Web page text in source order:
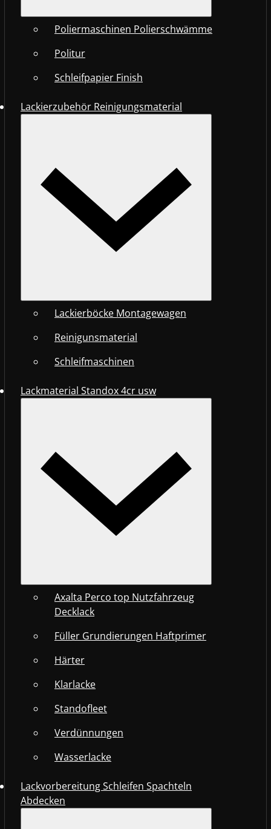
Poliermaschinen Polierschwämme
Politur
Schleifpapier Finish
Lackierzubehör Reinigungsmaterial
Lackierböcke Montagewagen
Reinigunsmaterial
Schleifmaschinen
Lackmaterial Standox 4cr usw
Axalta Perco top Nutzfahrzeug
Decklack
Füller Grundierungen Haftprimer
Härter
Klarlacke
Standofleet
Verdünnungen
Wasserlacke
Lackvorbereitung Schleifen Spachteln
Abdecken